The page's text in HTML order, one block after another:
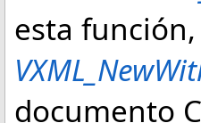
esta
documento